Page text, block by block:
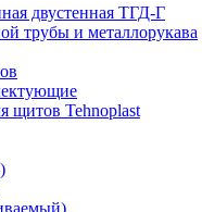
двустенная ТГД-Г
трубы и металлорукава
щитов Tehnoplast